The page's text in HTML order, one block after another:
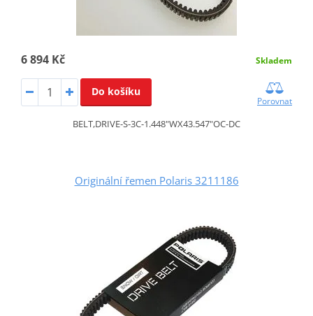
6 894 Kč Skladem
Do košíku
Porovnat
BELT,DRIVE-S-3C-1.448"WX43.547"OC-DC
Originální řemen Polaris 3211186